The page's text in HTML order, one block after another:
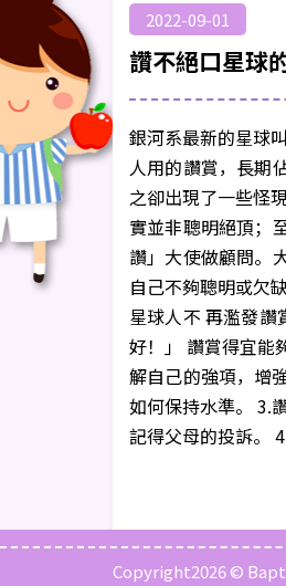
2022-09-01
讚不絕口星球
銀河系最新的星球
人用的讚賞，長期
之卻出現了一些怪
實並非聰明絕頂；
讚」大使做顧問。
自己不夠聰明或欠
星球人不 再濫發讚
好！」 讚賞得宜能
解自己的強項，增
如何保持水準。 3.
記得父母的投訴。
Copyright2026 ©